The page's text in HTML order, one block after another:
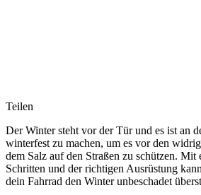
Teilen
Der Winter steht vor der Tür und es ist an
winterfest zu machen, um es vor den
dem Salz auf den Straßen zu schützen. Mit
Schritten und der richtigen Ausrüstung
dein Fahrrad den Winter unbeschadet